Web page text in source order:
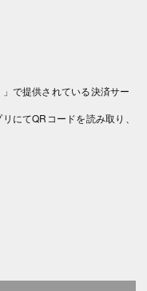
で提供されている決済サー
にてQRコードを読み取り、